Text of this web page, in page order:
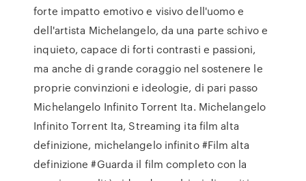
forte impatto emotivo e visivo dell'uomo e
dell'artista Michelangelo, da una parte schivo e
inquieto, capace di forti contrasti e passioni,
ma anche di grande coraggio nel sostenere le
proprie convinzioni e ideologie, di pari passo
Michelangelo Infinito Torrent Ita. Michelangelo
Infinito Torrent Ita, Streaming ita film alta
definizione, michelangelo infinito #Film alta
definizione #Guarda il film completo con la